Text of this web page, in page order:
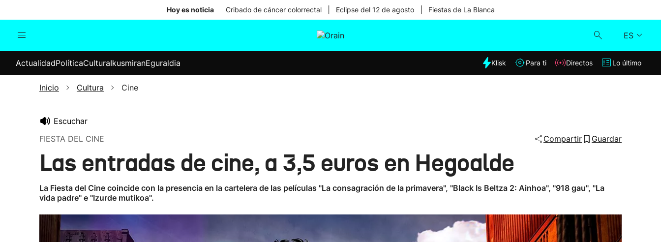
Hoy es noticia Cribado de cáncer colorrectal Eclipse del 12 de agosto Fiestas de La Blanca
ES
Internacional
Elecciones
Klisk
ActualidadPolíticaCulturaIkusmiranEguraldia Klisk Para ti Directos Lo último
Inicio Cultura Cine
Escuchar
FIESTA DEL CINE
Compartir Guardar
Las entradas de cine, a 3,5 euros en Hegoalde
La Fiesta del Cine coincide con la presencia en la cartelera de las películas "La consagración de la primavera", "Black Is Beltza 2: Ainhoa", "918 gau", "La
vida padre" e "Izurde mutikoa".